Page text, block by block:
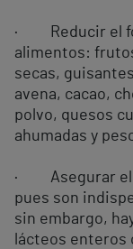
· Reducir el
alimentos:
secas,
avena, cacao,
polvo, quesos
ahumadas y
· Asegurar el
pues son
sin embargo,
lácteos enteros